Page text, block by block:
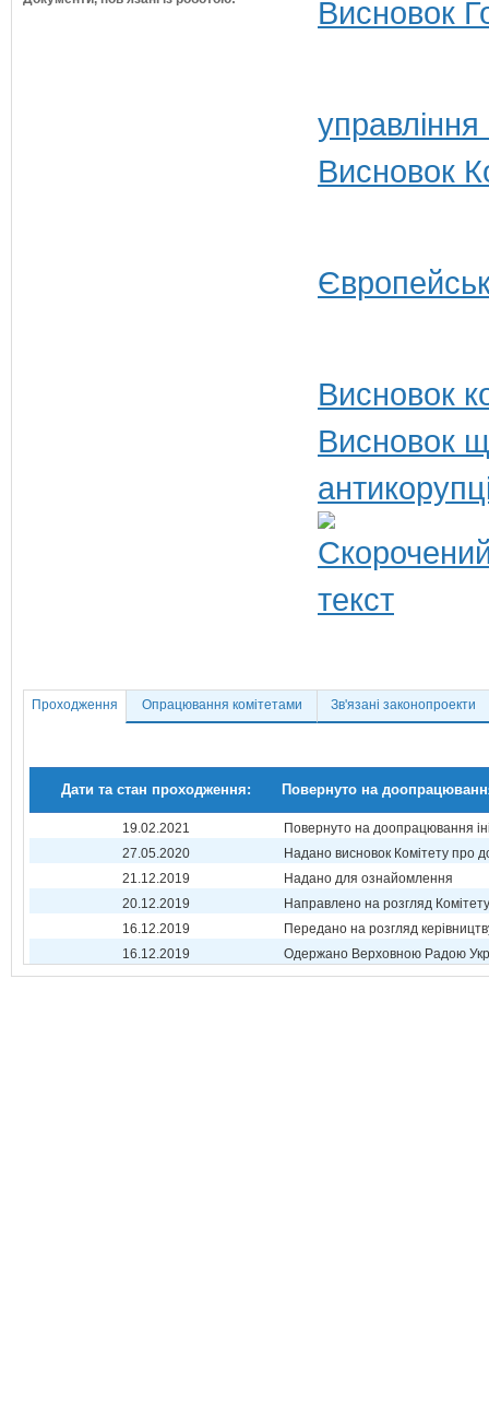
Висновок
Висновок
Висновок
Висновок
Проходження Опрацювання комітетами Зв'язані законопроекти
Дати та стан проходження: Повернуто на
19.02.2021
Повернуто на доопрацювання
27.05.2020
Надано висновок Комітету про
21.12.2019
Надано для ознайомлення
20.12.2019
Направлено на розгляд Комітету
16.12.2019
Передано на розгляд
16.12.2019
Одержано Верховною Радою